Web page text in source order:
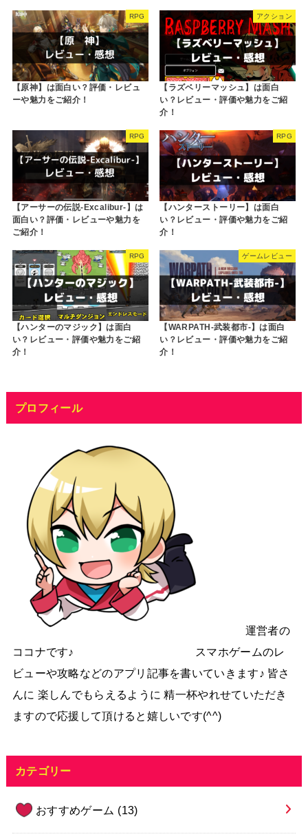
RPG
【原神】は面白い？評価・レビュ
ーや魅力をご紹介！
アクション
【ラズベリーマッシュ】は面白
い？レビュー・評価や魅力をご紹
介！
RPG
【アーサーの伝説-Excalibur-】は
面白い？評価・レビューや魅力を
ご紹介！
RPG
【ハンターストーリー】は面白
い？レビュー・評価や魅力をご紹
介！
RPG
【ハンターのマジック】は面白
い？レビュー・評価や魅力をご紹
介！
ゲームレビュー
【WARPATH-武装都市-】は面白
い？レビュー・評価や魅力をご紹
介！
プロフィール
運営者の
ココナです♪ スマホゲームのレ
ビューや攻略などのアプリ記事を書いていきます♪ 皆さ
んに 楽しんでもらえるように 精一杯やれせていただき
ますので応援して頂けると嬉しいです(^^)
カテゴリー
おすすめゲーム (13)